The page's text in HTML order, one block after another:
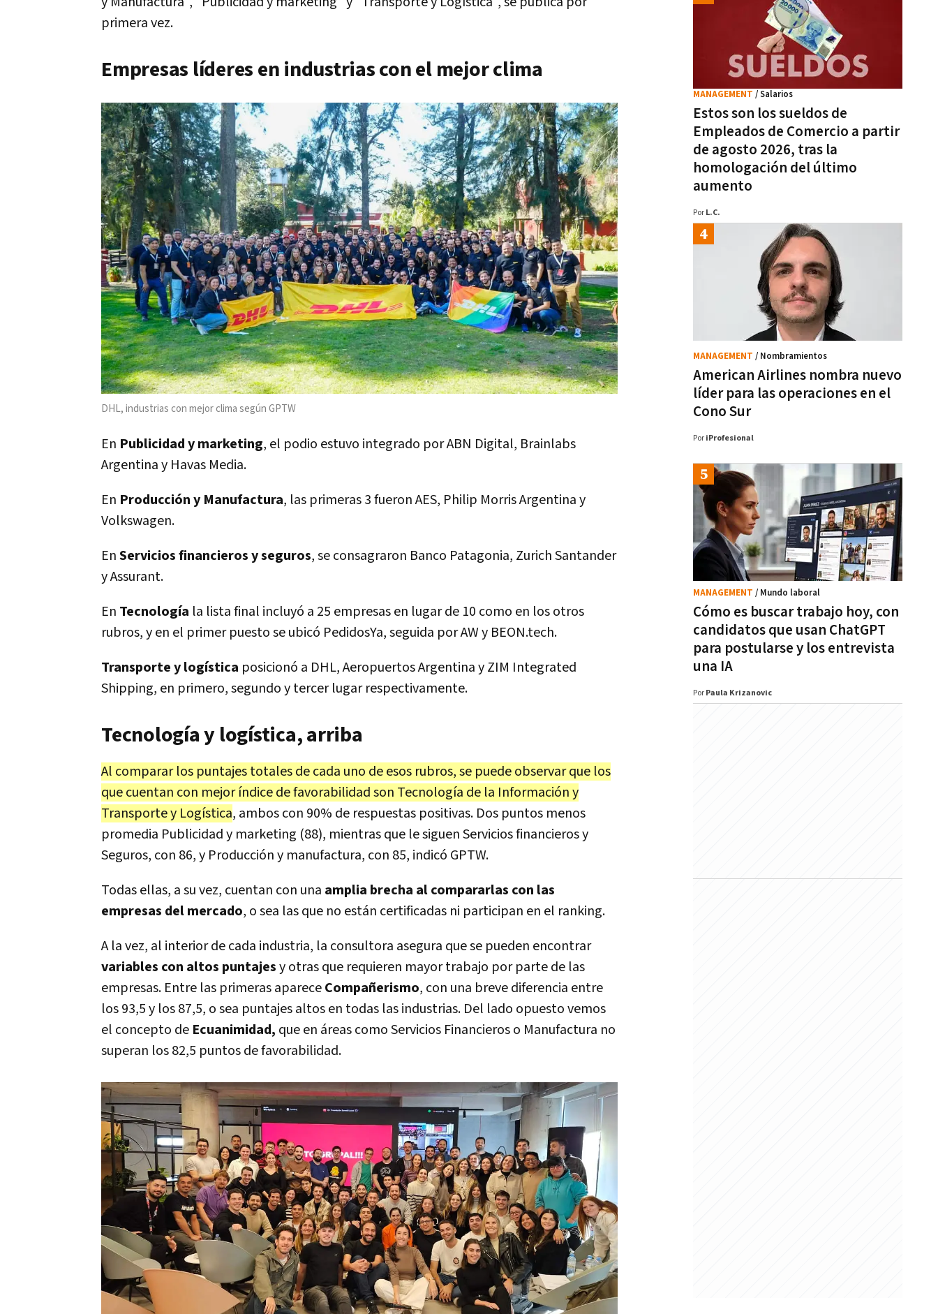
primera vez.
Empresas líderes en industrias con el mejor clima
DHL, industrias con mejor clima según GPTW
En Publicidad y marketing, el podio estuvo integrado por ABN Digital, Brainlabs
Argentina y Havas Media.
En Producción y Manufactura, las primeras 3 fueron AES, Philip Morris Argentina y
Volkswagen.
EnServicios financieros y seguros, se consagraron Banco Patagonia, Zurich Santander
y Assurant.
En Tecnología la lista final incluyó a 25 empresas en lugar de 10 como en los otros
rubros, y en el primer puesto se ubicó PedidosYa, seguida por AW y BEON.tech.
Transporte y logística posicionó a DHL, Aeropuertos Argentina y ZIM Integrated
Shipping, en primero, segundo y tercer lugar respectivamente.
Tecnología y logística, arriba
Al comparar los puntajes totales de cada uno de esos rubros, se puede observar que los
que cuentan con mejor índice de favorabilidad son Tecnología de la Información y
Transporte y Logística, ambos con 90% de respuestas positivas. Dos puntos menos
promedia Publicidad y marketing (88), mientras que le siguen Servicios financieros y
Seguros, con 86, y Producción y manufactura, con 85, indicó GPTW.
Todas ellas, a su vez, cuentan con una amplia brecha al compararlas con las
empresas del mercado, o sea las que no están certificadas ni participan en el ranking.
A la vez, al interior de cada industria, la consultora asegura que se pueden encontrar
variables con altos puntajesy otras que requieren mayor trabajo por parte de las
empresas. Entre las primeras apareceCompañerismo, con una breve diferencia entre
los 93,5 y los 87,5, o sea puntajes altos en todas las industrias. Del lado opuesto vemos
el concepto de Ecuanimidad, que en áreas como Servicios Financieros o Manufactura no
superan los 82,5 puntos de favorabilidad.
Estos son los sueldos de
Empleados de Comercio a partir
de agosto 2026, tras la
homologación del último
aumento
MANAGEMENT / Salarios
Por L.C.
American Airlines nombra nuevo
líder para las operaciones en el
Cono Sur
MANAGEMENT / Nombramientos
Por iProfesional
Cómo es buscar trabajo hoy, con
candidatos que usan ChatGPT
para postularse y los entrevista
una IA
MANAGEMENT / Mundo laboral
Por Paula Krizanovic